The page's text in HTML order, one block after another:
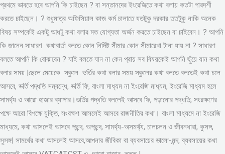
প্রথমে ভাবতে হবে আপনি কি চাইছেন ? বা সন্তানদের ইংরেজিতে কথা বলায় কতটা পারদর্শী
করতে চাইছেন। ? শুধুমাত্র অফিসিয়াল কাজ কর্ম চালাতে যতটুকু দরকার ততটুকু নাকি অনেক
বিষয় সম্পর্কেই একটু আধটু কথা বলার মত যোগ্যতা অর্জন করতে চাইছেন বা চাইবেন। ? আপনি
কি জানেন সাধারণ কথাবার্তা বলতে কোন নির্দিষ্ট সীমার কোন সীমারেখা টানা যায় না ? সাধারণ
বলতে আপনি কি বোঝাবেন ? যাই বলতে যান না কেন প্রায় সব বিষয়কেই আপনি ছুঁয়ে যান কথা
বলার সময় |ছেলে মেয়েকে স্কুলে ভর্তির কথা বলার সময় স্কুলের কথা বলতে বলতেই কথা চলে
আসবে, ভর্তি পদ্ধতি সম্বন্ধে, ভর্তি ফি, বাংলা মাধ্যম না ইংরেজি মাধ্যম, ইংরেজি মাধ্যম হলে
সামর্থ্য ও আরো হাজার ব্যাপার।ভর্তির পদ্ধতি বললেই আসবে ফি, পড়ানোর পদ্ধতি, সংরক্ষণের
পক্ষে আরো বিপক্ষে যুক্তি, সংরক্ষণ আসলেই আসবে রাজনীতির কথা। বাংলা মাধ্যমে না ইংরেজি
মাধ্যমে, কথা আসলেই আসবে পছন্দ, অপছন্দ, সামর্থ্য-অসমর্থ্য, চালচলন ও জীবনধারা, কুসঙ্গ,
সুসঙ্গ| সামর্থের কথা আসলেই আসবে,আপনার জীবিকা বা ব্যবসায়ের ভালো-মন্দ, ব্যবসায়ের কথা